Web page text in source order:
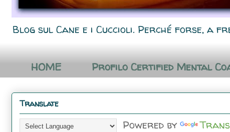
Blog sul Cane e i Cuccioli. Perché forse, a
HOME Profilo Certified Mental
Translate
Powered by